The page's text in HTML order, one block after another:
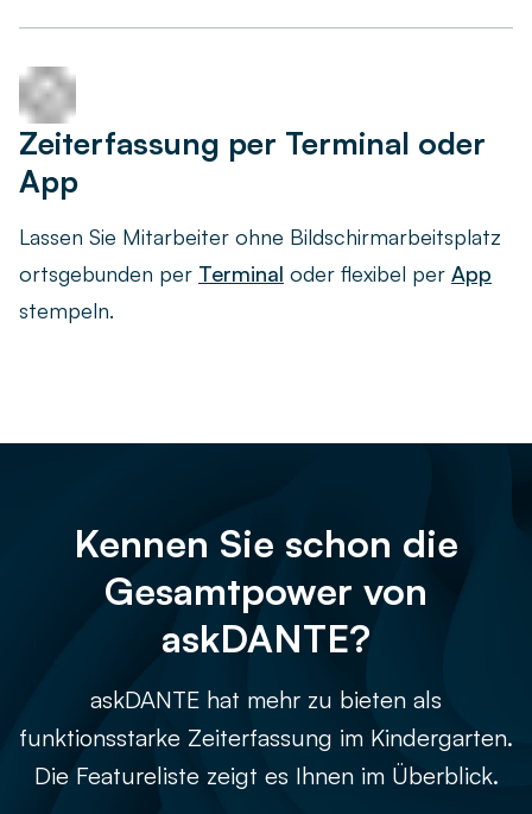
Zeiterfassung per Terminal oder
App
Lassen Sie Mitarbeiter ohne Bildschirmarbeitsplatz
ortsgebunden per Terminal oder flexibel per App
stempeln.
Kennen Sie schon die
Gesamtpower von
askDANTE?
askDANTE hat mehr zu bieten als
funktionsstarke Zeiterfassung im Kindergarten.
Die Featureliste zeigt es Ihnen im Überblick.